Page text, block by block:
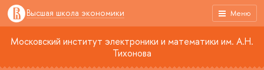
Меню
Высшая школа экономики
Московский институт электроники и математики им. А.Н.
Тихонова